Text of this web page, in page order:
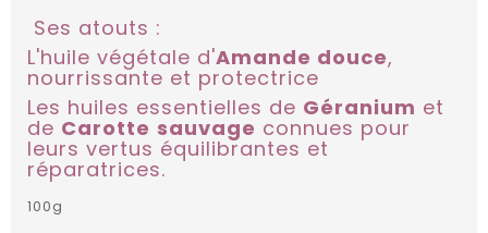
Ses atouts :
L'huile végétale d'Amande douce,
nourrissante et protectrice
Les huiles essentielles de Géranium et
de Carotte sauvage connues pour
leurs vertus équilibrantes et
réparatrices.
100g